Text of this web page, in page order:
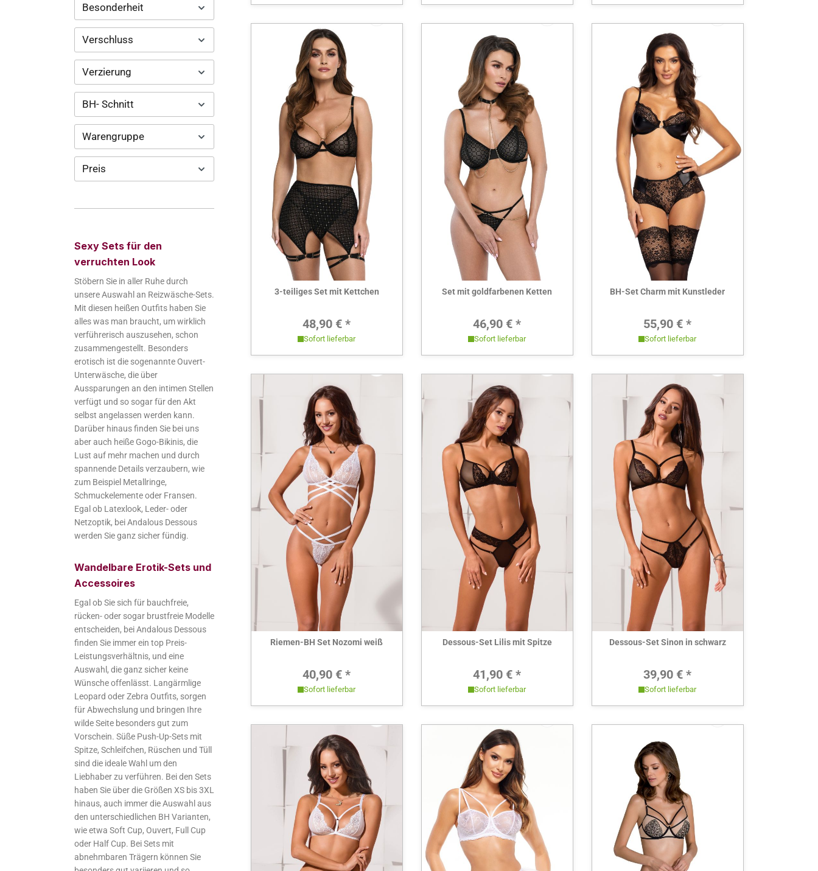
Besonderheit
Verschluss
Verzierung
BH- Schnitt
Warengruppe
Preis
Sexy Sets für den
verruchten Look
Stöbern Sie in aller Ruhe durch
unsere Auswahl an Reizwäsche-Sets.
Mit diesen heißen Outfits haben Sie
alles was man braucht, um wirklich
verführerisch auszusehen, schon
zusammengestellt. Besonders
erotisch ist die sogenannte Ouvert-
Unterwäsche, die über
Aussparungen an den intimen Stellen
verfügt und so sogar für den Akt
selbst angelassen werden kann.
Darüber hinaus finden Sie bei uns
aber auch heiße Gogo-Bikinis, die
Lust auf mehr machen und durch
spannende Details verzaubern, wie
zum Beispiel Metallringe,
Schmuckelemente oder Fransen.
Egal ob Latexlook, Leder- oder
Netzoptik, bei Andalous Dessous
werden Sie ganz sicher fündig.
Wandelbare Erotik-Sets und
Accessoires
Egal ob Sie sich für bauchfreie,
rücken- oder sogar brustfreie Modelle
entscheiden, bei Andalous Dessous
finden Sie immer ein top Preis-
Leistungsverhältnis, und eine
Auswahl, die ganz sicher keine
Wünsche offenlässt. Langärmlige
Leopard oder Zebra Outfits, sorgen
für Abwechslung und bringen Ihre
wilde Seite besonders gut zum
Vorschein. Süße Push-Up-Sets mit
Spitze, Schleifchen, Rüschen und Tüll
sind die ideale Wahl um den
Liebhaber zu verführen. Bei den Sets
haben Sie über die Größen XS bis 3XL
hinaus, auch immer die Auswahl aus
den unterschiedlichen BH Varianten,
wie etwa Soft Cup, Ouvert, Full Cup
oder Half Cup. Bei Sets mit
abnehmbaren Trägern können Sie
Hier ansehen
3-teiliges Set mit Kettchen
Regulärer Preis:
48,90 € *
Sofort lieferbar
Hier ansehen
Set mit goldfarbenen Ketten
Regulärer Preis:
46,90 € *
Sofort lieferbar
Hier ansehen
BH-Set Charm mit Kunstleder
Regulärer Preis:
55,90 € *
Sofort lieferbar
Hier ansehen
Riemen-BH Set Nozomi weiß
Regulärer Preis:
40,90 € *
Sofort lieferbar
Hier ansehen
Dessous-Set Lilis mit Spitze
Regulärer Preis:
41,90 € *
Sofort lieferbar
Hier ansehen
Dessous-Set Sinon in schwarz
Regulärer Preis:
39,90 € *
Sofort lieferbar